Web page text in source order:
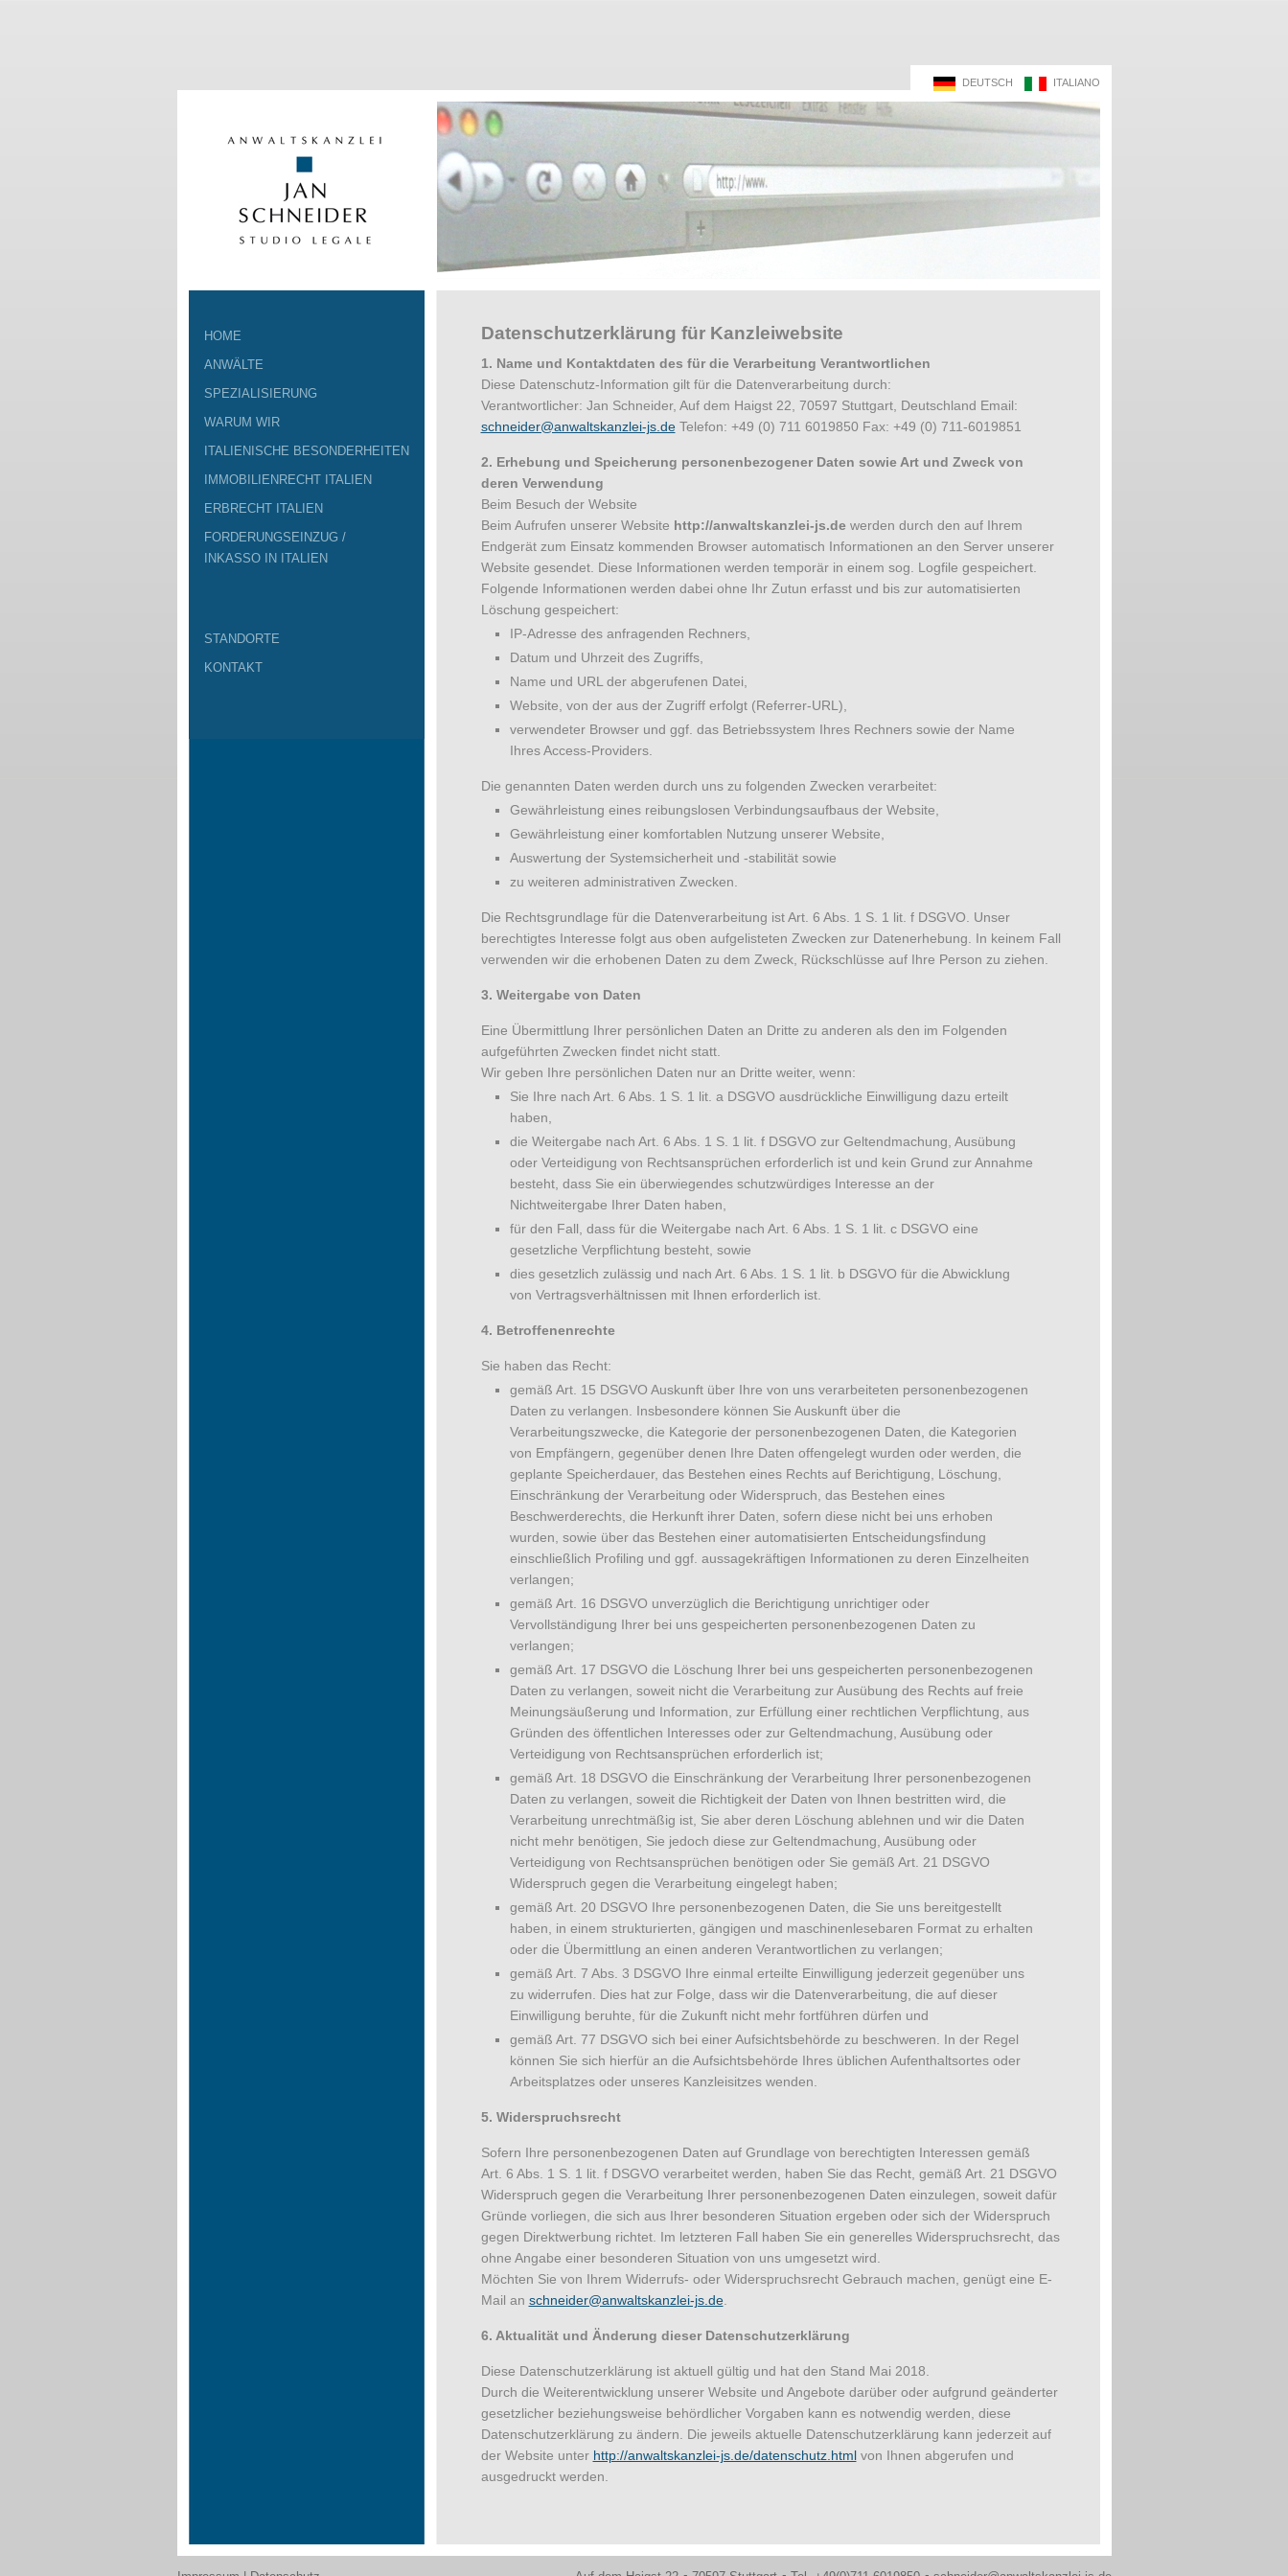
DEUTSCH ITALIANO
HOME
ANWÄLTE
SPEZIALISIERUNG
WARUM WIR
ITALIENISCHE BESONDERHEITEN
IMMOBILIENRECHT ITALIEN
ERBRECHT ITALIEN
FORDERUNGSEINZUG /
INKASSO IN ITALIEN
STANDORTE
KONTAKT
Datenschutzerklärung für Kanzleiwebsite
1. Name und Kontaktdaten des für die Verarbeitung Verantwortlichen
Diese Datenschutz-Information gilt für die Datenverarbeitung durch:
Verantwortlicher: Jan Schneider, Auf dem Haigst 22, 70597 Stuttgart, Deutschland Email:
schneider@anwaltskanzlei-js.deTelefon: +49 (0) 711 6019850 Fax: +49 (0) 711-6019851
2. Erhebung und Speicherung personenbezogener Daten sowie Art und Zweck von
deren Verwendung
Beim Besuch der Website
Beim Aufrufen unserer Website http://anwaltskanzlei-js.dewerden durch den auf Ihrem
Endgerät zum Einsatz kommenden Browser automatisch Informationen an den Server unserer
Website gesendet. Diese Informationen werden temporär in einem sog. Logfile gespeichert.
Folgende Informationen werden dabei ohne Ihr Zutun erfasst und bis zur automatisierten
Löschung gespeichert:
IP-Adresse des anfragenden Rechners,
Datum und Uhrzeit des Zugriffs,
Name und URL der abgerufenen Datei,
Website, von der aus der Zugriff erfolgt (Referrer-URL),
verwendeter Browser und ggf. das Betriebssystem Ihres Rechners sowie der Name
Ihres Access-Providers.
Die genannten Daten werden durch uns zu folgenden Zwecken verarbeitet:
Gewährleistung eines reibungslosen Verbindungsaufbaus der Website,
Gewährleistung einer komfortablen Nutzung unserer Website,
Auswertung der Systemsicherheit und -stabilität sowie
zu weiteren administrativen Zwecken.
Die Rechtsgrundlage für die Datenverarbeitung ist Art. 6 Abs. 1 S. 1 lit. f DSGVO. Unser
berechtigtes Interesse folgt aus oben aufgelisteten Zwecken zur Datenerhebung. In keinem Fall
verwenden wir die erhobenen Daten zu dem Zweck, Rückschlüsse auf Ihre Person zu ziehen.
3. Weitergabe von Daten
Eine Übermittlung Ihrer persönlichen Daten an Dritte zu anderen als den im Folgenden
aufgeführten Zwecken findet nicht statt.
Wir geben Ihre persönlichen Daten nur an Dritte weiter, wenn:
Sie Ihre nach Art. 6 Abs. 1 S. 1 lit. a DSGVO ausdrückliche Einwilligung dazu erteilt
haben,
die Weitergabe nach Art. 6 Abs. 1 S. 1 lit. f DSGVO zur Geltendmachung, Ausübung
oder Verteidigung von Rechtsansprüchen erforderlich ist und kein Grund zur Annahme
besteht, dass Sie ein überwiegendes schutzwürdiges Interesse an der
Nichtweitergabe Ihrer Daten haben,
für den Fall, dass für die Weitergabe nach Art. 6 Abs. 1 S. 1 lit. c DSGVO eine
gesetzliche Verpflichtung besteht, sowie
dies gesetzlich zulässig und nach Art. 6 Abs. 1 S. 1 lit. b DSGVO für die Abwicklung
von Vertragsverhältnissen mit Ihnen erforderlich ist.
4. Betroffenenrechte
Sie haben das Recht:
gemäß Art. 15 DSGVO Auskunft über Ihre von uns verarbeiteten personenbezogenen
Daten zu verlangen. Insbesondere können Sie Auskunft über die
Verarbeitungszwecke, die Kategorie der personenbezogenen Daten, die Kategorien
von Empfängern, gegenüber denen Ihre Daten offengelegt wurden oder werden, die
geplante Speicherdauer, das Bestehen eines Rechts auf Berichtigung, Löschung,
Einschränkung der Verarbeitung oder Widerspruch, das Bestehen eines
Beschwerderechts, die Herkunft ihrer Daten, sofern diese nicht bei uns erhoben
wurden, sowie über das Bestehen einer automatisierten Entscheidungsfindung
einschließlich Profiling und ggf. aussagekräftigen Informationen zu deren Einzelheiten
verlangen;
gemäß Art. 16 DSGVO unverzüglich die Berichtigung unrichtiger oder
Vervollständigung Ihrer bei uns gespeicherten personenbezogenen Daten zu
verlangen;
gemäß Art. 17 DSGVO die Löschung Ihrer bei uns gespeicherten personenbezogenen
Daten zu verlangen, soweit nicht die Verarbeitung zur Ausübung des Rechts auf freie
Meinungsäußerung und Information, zur Erfüllung einer rechtlichen Verpflichtung, aus
Gründen des öffentlichen Interesses oder zur Geltendmachung, Ausübung oder
Verteidigung von Rechtsansprüchen erforderlich ist;
gemäß Art. 18 DSGVO die Einschränkung der Verarbeitung Ihrer personenbezogenen
Daten zu verlangen, soweit die Richtigkeit der Daten von Ihnen bestritten wird, die
Verarbeitung unrechtmäßig ist, Sie aber deren Löschung ablehnen und wir die Daten
nicht mehr benötigen, Sie jedoch diese zur Geltendmachung, Ausübung oder
Verteidigung von Rechtsansprüchen benötigen oder Sie gemäß Art. 21 DSGVO
Widerspruch gegen die Verarbeitung eingelegt haben;
gemäß Art. 20 DSGVO Ihre personenbezogenen Daten, die Sie uns bereitgestellt
haben, in einem strukturierten, gängigen und maschinenlesebaren Format zu erhalten
oder die Übermittlung an einen anderen Verantwortlichen zu verlangen;
gemäß Art. 7 Abs. 3 DSGVO Ihre einmal erteilte Einwilligung jederzeit gegenüber uns
zu widerrufen. Dies hat zur Folge, dass wir die Datenverarbeitung, die auf dieser
Einwilligung beruhte, für die Zukunft nicht mehr fortführen dürfen und
gemäß Art. 77 DSGVO sich bei einer Aufsichtsbehörde zu beschweren. In der Regel
können Sie sich hierfür an die Aufsichtsbehörde Ihres üblichen Aufenthaltsortes oder
Arbeitsplatzes oder unseres Kanzleisitzes wenden.
5. Widerspruchsrecht
Sofern Ihre personenbezogenen Daten auf Grundlage von berechtigten Interessen gemäß
Art. 6 Abs. 1 S. 1 lit. f DSGVO verarbeitet werden, haben Sie das Recht, gemäß Art. 21 DSGVO
Widerspruch gegen die Verarbeitung Ihrer personenbezogenen Daten einzulegen, soweit dafür
Gründe vorliegen, die sich aus Ihrer besonderen Situation ergeben oder sich der Widerspruch
gegen Direktwerbung richtet. Im letzteren Fall haben Sie ein generelles Widerspruchsrecht, das
ohne Angabe einer besonderen Situation von uns umgesetzt wird.
Möchten Sie von Ihrem Widerrufs- oder Widerspruchsrecht Gebrauch machen, genügt eine E-
Mail an schneider@anwaltskanzlei-js.de.
6. Aktualität und Änderung dieser Datenschutzerklärung
Diese Datenschutzerklärung ist aktuell gültig und hat den Stand Mai 2018.
Durch die Weiterentwicklung unserer Website und Angebote darüber oder aufgrund geänderter
gesetzlicher beziehungsweise behördlicher Vorgaben kann es notwendig werden, diese
Datenschutzerklärung zu ändern. Die jeweils aktuelle Datenschutzerklärung kann jederzeit auf
der Website unter http://anwaltskanzlei-js.de/datenschutz.htmlvon Ihnen abgerufen und
ausgedruckt werden.